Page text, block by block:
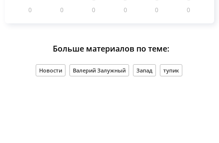
0 0 0 0 0 0
Больше материалов по теме:
Новости Валерий Залужный Запад тупик